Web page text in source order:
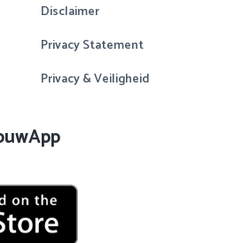
Disclaimer
Privacy Statement
Privacy & Veiligheid